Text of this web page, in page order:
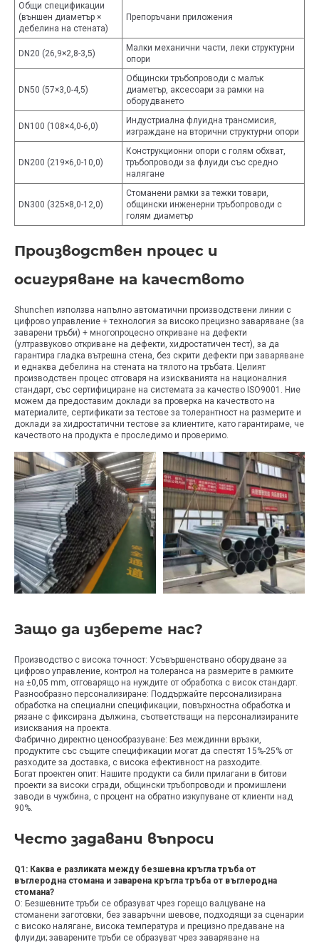
Общи спецификации
(външен диаметър ×
дебелина на стената)
Препоръчани приложения
DN20 (26,9×2,8-3,5)
Малки механични части, леки структурни
опори
DN50 (57×3,0-4,5)
Общински тръбопроводи с малък
диаметър, аксесоари за рамки на
оборудването
DN100 (108×4,0-6,0)
Индустриална флуидна трансмисия,
изграждане на вторични структурни опори
DN200 (219×6,0-10,0)
Конструкционни опори с голям обхват,
тръбопроводи за флуиди със средно
налягане
DN300 (325×8,0-12,0)
Стоманени рамки за тежки товари,
общински инженерни тръбопроводи с
голям диаметър
Производствен процес и
осигуряване на качеството
Shunchen използва напълно автоматични производствени линии с
цифрово управление + технология за високо прецизно заваряване (за
заварени тръби) + многопроцесно откриване на дефекти
(ултразвуково откриване на дефекти, хидростатичен тест), за да
гарантира гладка вътрешна стена, без скрити дефекти при заваряване
и еднаква дебелина на стената на тялото на тръбата. Целият
производствен процес отговаря на изискванията на националния
стандарт, със сертифициране на системата за качество ISO9001. Ние
можем да предоставим доклади за проверка на качеството на
материалите, сертификати за тестове за толерантност на размерите и
доклади за хидростатични тестове за клиентите, като гарантираме, че
качеството на продукта е проследимо и проверимо.
Защо да изберете нас?
Производство с висока точност: Усъвършенствано оборудване за
цифрово управление, контрол на толеранса на размерите в рамките
на ±0,05 mm, отговарящо на нуждите от обработка с висок стандарт.
Разнообразно персонализиране: Поддържайте персонализирана
обработка на специални спецификации, повърхностна обработка и
рязане с фиксирана дължина, съответстващи на персонализираните
изисквания на проекта.
Фабрично директно ценообразуване: Без междинни връзки,
продуктите със същите спецификации могат да спестят 15%-25% от
разходите за доставка, с висока ефективност на разходите.
Богат проектен опит: Нашите продукти са били прилагани в битови
проекти за високи сгради, общински тръбопроводи и промишлени
заводи в чужбина, с процент на обратно изкупуване от клиенти над
90%.
Често задавани въпроси
Q1: Каква е разликата между безшевна кръгла тръба от
въглеродна стомана и заварена кръгла тръба от въглеродна
стомана?
О: Безшевните тръби се образуват чрез горещо валцуване на
стоманени заготовки, без заваръчни шевове, подходящи за сценарии
с високо налягане, висока температура и прецизно предаване на
флуиди; заварените тръби се образуват чрез заваряване на